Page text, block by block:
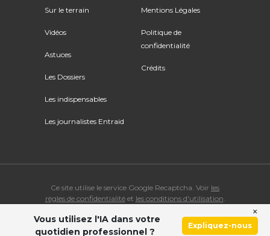
Sur le terrain
Vidéos
Astuces
Les Dossiers
Les indispensables
Les journalistes Entraid
Mentions Légales
Politique de
confidentialité
Crédits
Ce site utilise le service Google Recaptcha. Voir les
règles de confidentialitéet les conditions d'utilisation
© Copyright 2026 ENTRAID. Tous droits réservés.
Vous utilisez l'IA dans votre
quotidien professionnel ?
Expliquez-nous
×